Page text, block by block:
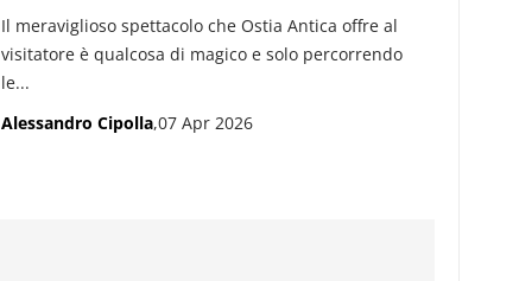
Il meraviglioso spettacolo che Ostia Antica offre al
visitatore è qualcosa di magico e solo percorrendo
le...
Alessandro Cipolla,07 Apr 2026